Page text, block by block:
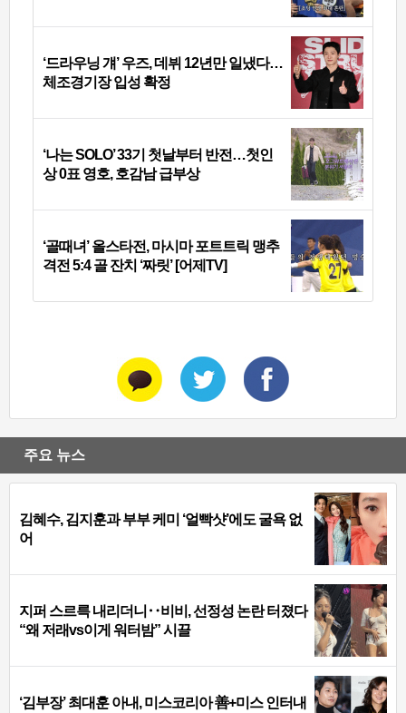
‘드라우닝 걔’ 우즈, 데뷔 12년만 일냈다…
체조경기장 입성 확정
‘나는 SOLO’ 33기 첫날부터 반전…첫인
상 0표 영호, 호감남 급부상
‘골때녀’ 올스타전, 마시마 포트트릭 맹추
격전 5:4 골 잔치 ‘짜릿’ [어제TV]
주요 뉴스
김혜수, 김지훈과 부부 케미 ‘얼빡샷’에도 굴욕 없
어
지퍼 스르륵 내리더니‥비비, 선정성 논란 터졌다
“왜 저래vs이게 워터밤” 시끌
‘김부장’ 최대훈 아내, 미스코리아 善+미스 인터내